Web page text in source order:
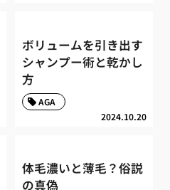
ボリュームを引き出す
シャンプー術と乾かし
方
2024.10.20
AGA
体毛濃いと薄毛？俗説
の真偽